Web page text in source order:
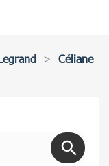
Céliane